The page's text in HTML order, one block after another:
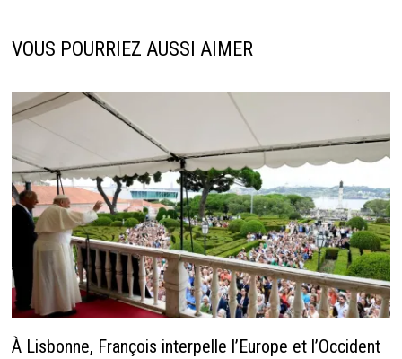
VOUS POURRIEZ AUSSI AIMER
À Lisbonne, François interpelle l’Europe et l’Occident